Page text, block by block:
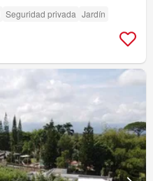
Seguridad privada Jardín